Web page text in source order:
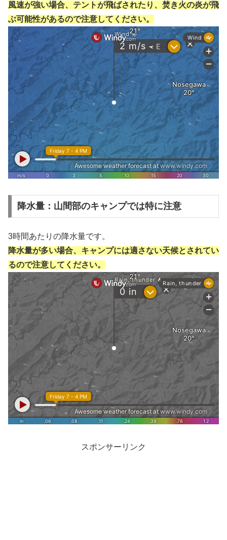
風速が強い場合、テントが飛ばされたり、焚き火の炎が飛
ぶ可能性があるので注意してください。
降水量：山間部のキャンプでは特に注意
3時間あたりの降水量です。
降水量が多い場合、キャンプには適さない天候とされてい
るので注意してください。
スポンサーリンク